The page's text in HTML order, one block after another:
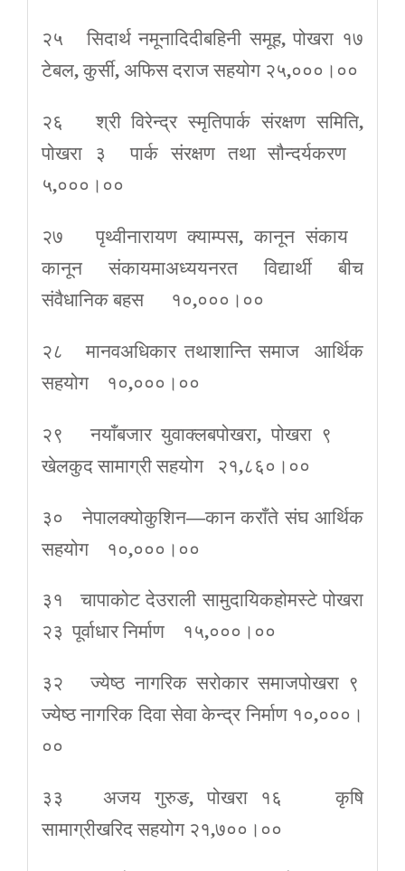
२५ सिदार्थ नमूनादिदीबहिनी समूह,पोखरा १७
टेबल,कुर्सी, अफिस दराज सहयोग २५,०००।००
२६ श्री विरेन्द्र स्मृतिपार्क संरक्षण समिति,
पोखरा ३ पार्क संरक्षण तथा सौन्दर्यकरण
५,०००।००
२७ पृथ्वीनारायण क्याम्पस,कानून संकाय
कानून संकायमाअध्ययनरत विद्यार्थी बीच
संवैधानिक बहस १०,०००।००
२८ मानवअधिकार तथाशान्ति समाज आर्थिक
सहयोग १०,०००।००
२९ नयाँबजार युवाक्लबपोखरा,पोखरा ९
खेलकुद सामाग्री सहयोग २१,८६०।००
३० नेपालक्योकुशिन—कान कराँते संघ आर्थिक
सहयोग १०,०००।००
३१ चापाकोट देउराली सामुदायिकहोमस्टे पोखरा
२३ पूर्वाधार निर्माण १५,०००।००
३२ ज्येष्ठ नागरिक सरोकार समाजपोखरा ९
ज्येष्ठ नागरिक दिवा सेवा केन्द्र निर्माण १०,०००।
००
३३ अजय गुरुङ,पोखरा १६ कृषि
सामाग्रीखरिद सहयोग २१,७००।००